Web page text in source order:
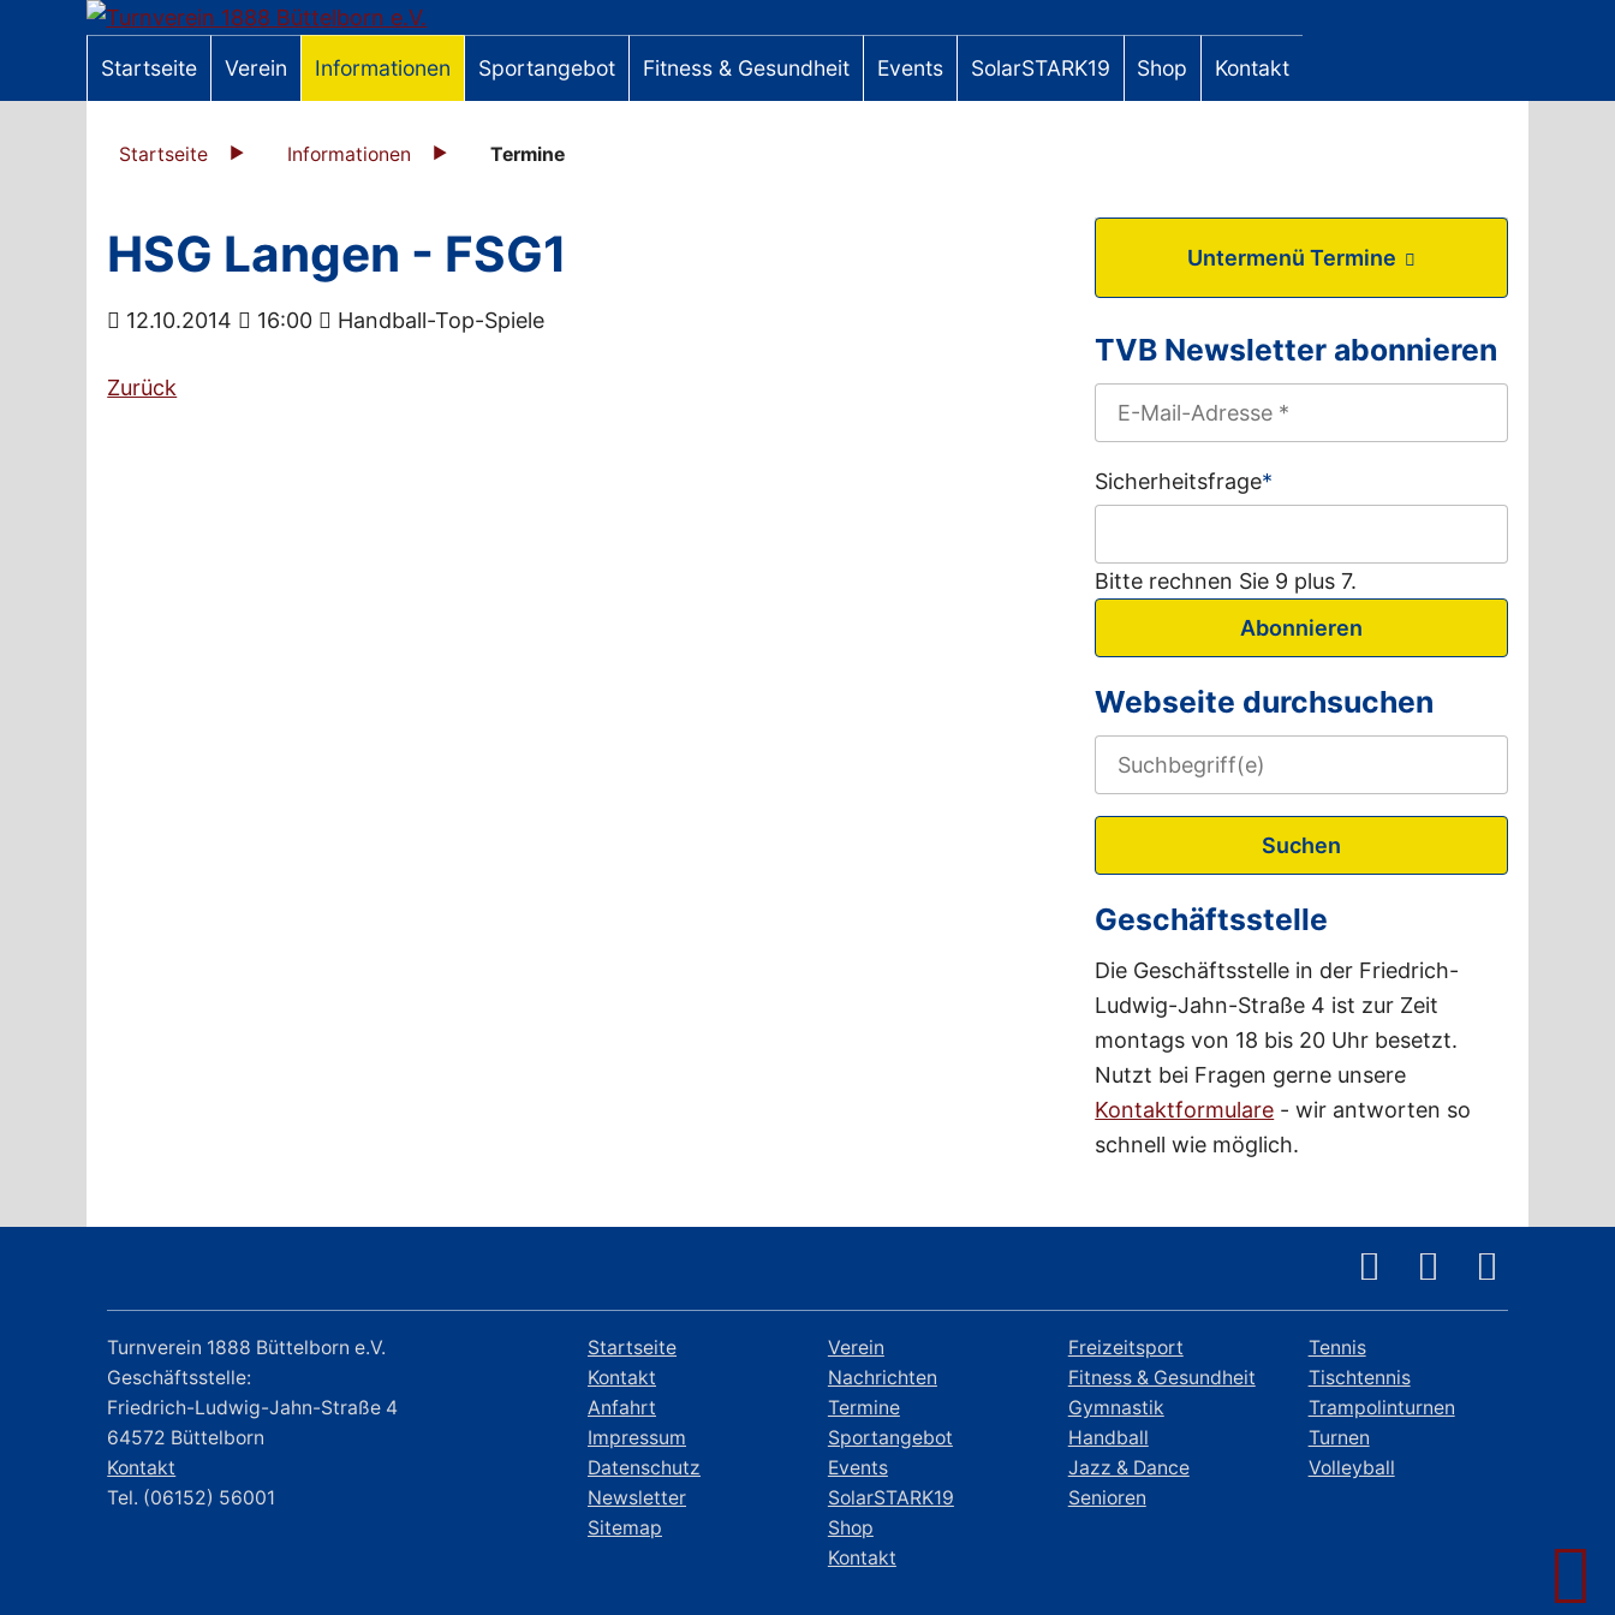
Startseite Verein Informationen Sportangebot Fitness & Gesundheit Events SolarSTARK19 Shop Kontakt
Startseite Informationen Termine
HSG Langen - FSG1
12.10.2014 16:00 Handball-Top-Spiele
Zurück
Untermenü Termine
TVB Newsletter abonnieren
Sicherheitsfrage*
Bitte rechnen Sie 9 plus 7.
Abonnieren
Webseite durchsuchen
Suchen
Geschäftsstelle
Die Geschäftsstelle in der Friedrich-
Ludwig-Jahn-Straße 4 ist zur Zeit
montags von 18 bis 20 Uhr besetzt.
Nutzt bei Fragen gerne unsere
Kontaktformulare - wir antworten so
schnell wie möglich.
Turnverein 1888 Büttelborn e.V.
Geschäftsstelle:
Friedrich-Ludwig-Jahn-Straße 4
64572 Büttelborn
Kontakt
Tel. (06152) 56001
Startseite
Kontakt
Anfahrt
Impressum
Datenschutz
Newsletter
Sitemap
Verein
Nachrichten
Termine
Sportangebot
Events
SolarSTARK19
Shop
Kontakt
Freizeitsport
Fitness & Gesundheit
Gymnastik
Handball
Jazz & Dance
Senioren
Tennis
Tischtennis
Trampolinturnen
Turnen
Volleyball